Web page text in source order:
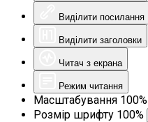
Виділити посилання
Виділити заголовки
Читач з екрана
Режим читання
Масштабування 100%
Розмір шрифту 100%